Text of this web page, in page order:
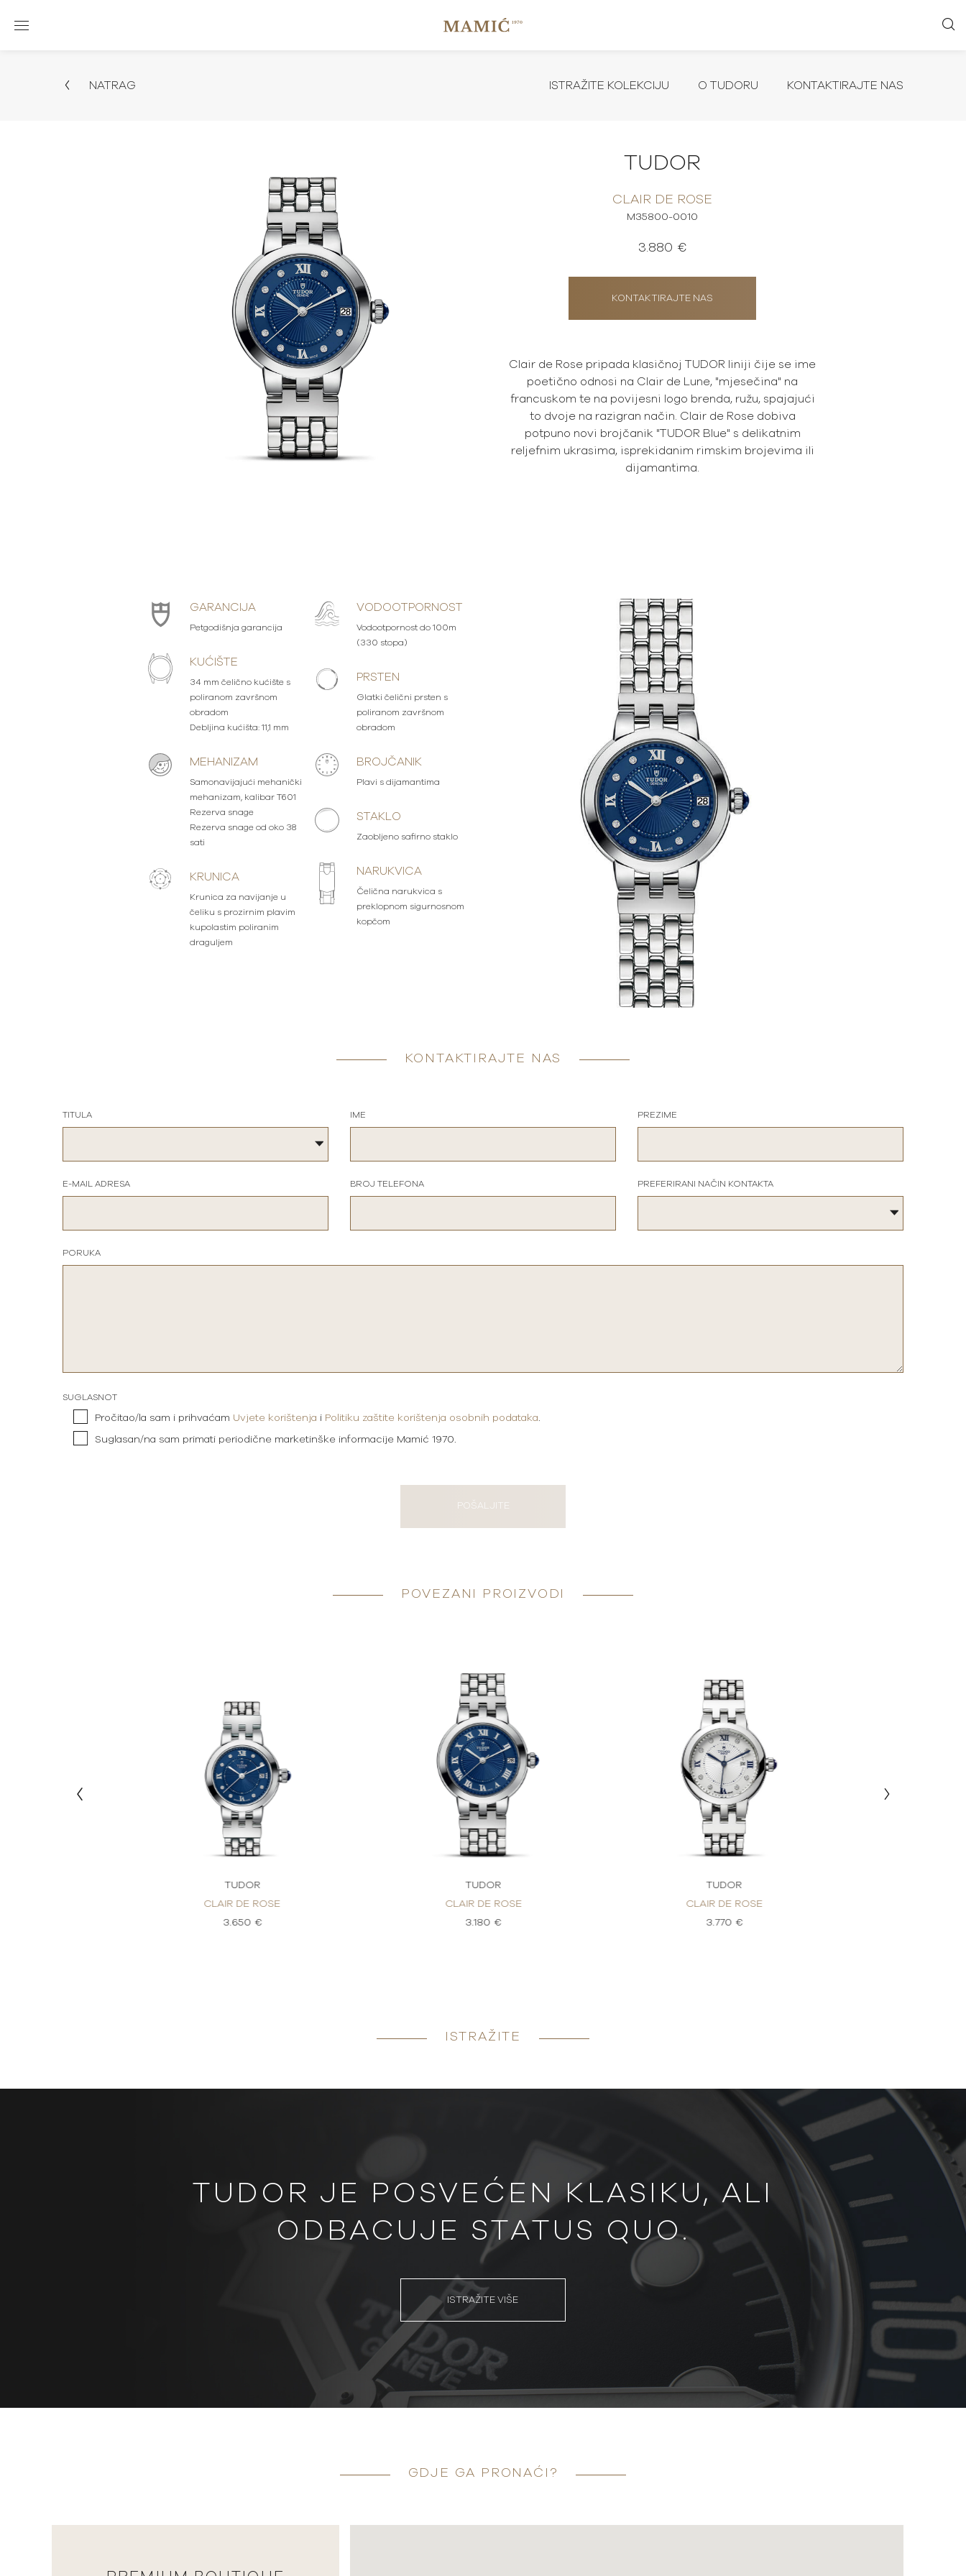
NATRAG ISTRAŽITE KOLEKCIJU O TUDORU KONTAKTIRAJTE NAS
TUDOR
CLAIR DE ROSE
M35800-0010
3.880 €
KONTAKTIRAJTE NAS
Clair de Rose pripada klasičnoj TUDOR liniji čije se ime
poetično odnosi na Clair de Lune, "mjesečina" na
francuskom te na povijesni logo brenda, ružu, spajajući
to dvoje na razigran način. Clair de Rose dobiva
potpuno novi brojčanik "TUDOR Blue" s delikatnim
reljefnim ukrasima, isprekidanim rimskim brojevima ili
dijamantima.
GARANCIJA
Petgodišnja garancija
KUĆIŠTE
34 mm čelično kućište s
poliranom završnom
obradom
Debljina kućišta: 11,1 mm
MEHANIZAM
Samonavijajući mehanički
mehanizam, kalibar T601
Rezerva snage
Rezerva snage od oko 38
sati
KRUNICA
Krunica za navijanje u
čeliku s prozirnim plavim
kupolastim poliranim
draguljem
VODOOTPORNOST
Vodootpornost do 100m
(330 stopa)
PRSTEN
Glatki čelični prsten s
poliranom završnom
obradom
BROJČANIK
Plavi s dijamantima
STAKLO
Zaobljeno safirno staklo
NARUKVICA
Čelična narukvica s
preklopnom sigurnosnom
kopčom
KONTAKTIRAJTE NAS
TITULA IME PREZIME
E-MAIL ADRESA BROJ TELEFONA PREFERIRANI NAČIN KONTAKTA
PORUKA
SUGLASNOT
Pročitao/la sam i prihvaćam Uvjete korištenja i Politiku zaštite korištenja osobnih podataka
Suglasan/na sam primati periodične marketinške informacije Mamić 1970.
POŠALJITE
POVEZANI PROIZVODI
TUDOR
CLAIR DE ROSE
3.650 €
TUDOR
CLAIR DE ROSE
3.180 €
TUDOR
CLAIR DE ROSE
3.770 €
ISTRAŽITE
TUDOR JE POSVEĆEN KLASIKU, ALI
ODBACUJE STATUS QUO.
ISTRAŽITE VIŠE
GDJE GA PRONAĆI?